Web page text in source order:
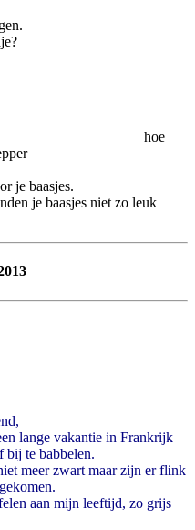
zo blij.
van....... hoe
je baasjes.
je baasjes niet zo leuk
lange vakantie in Frankrijk
te babbelen.
meer zwart maar zijn er flink
aan mijn leeftijd, zo grijs